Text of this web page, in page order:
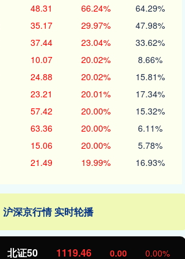
48.31 66.24% 64.29%
35.17 29.97% 47.98%
37.44 23.04% 33.62%
10.07 20.02% 8.66%
24.88 20.02% 15.81%
23.21 20.01% 17.34%
57.42 20.00% 15.32%
63.36 20.00% 6.11%
15.06 20.00% 5.78%
21.49 19.99% 16.93%
沪深京行情 实时轮播
1119.46 0.00 0.00%